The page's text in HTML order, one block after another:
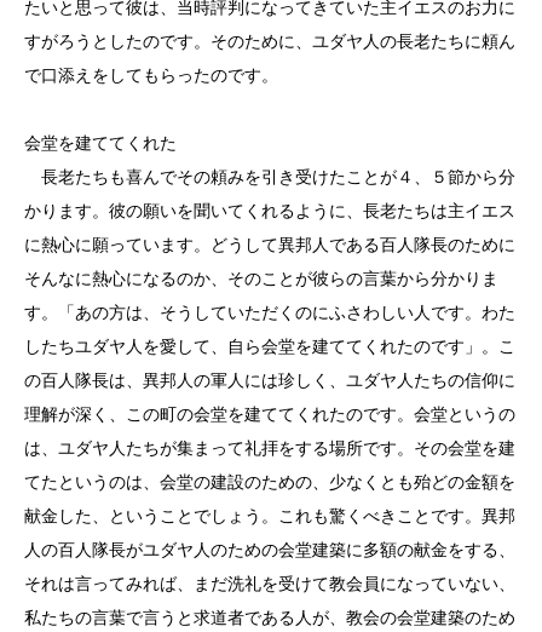
たいと思って彼は、当時評判になってきていた主イエスのお力に
すがろうとしたのです。そのために、ユダヤ人の長老たちに頼ん
で口添えをしてもらったのです。
会堂を建ててくれた
長老たちも喜んでその頼みを引き受けたことが４、５節から分
かります。彼の願いを聞いてくれるように、長老たちは主イエス
に熱心に願っています。どうして異邦人である百人隊長のために
そんなに熱心になるのか、そのことが彼らの言葉から分かりま
す。「あの方は、そうしていただくのにふさわしい人です。わた
したちユダヤ人を愛して、自ら会堂を建ててくれたのです」。こ
の百人隊長は、異邦人の軍人には珍しく、ユダヤ人たちの信仰に
理解が深く、この町の会堂を建ててくれたのです。会堂というの
は、ユダヤ人たちが集まって礼拝をする場所です。その会堂を建
てたというのは、会堂の建設のための、少なくとも殆どの金額を
献金した、ということでしょう。これも驚くべきことです。異邦
人の百人隊長がユダヤ人のための会堂建築に多額の献金をする、
それは言ってみれば、まだ洗礼を受けて教会員になっていない、
私たちの言葉で言うと求道者である人が、教会の会堂建築のため